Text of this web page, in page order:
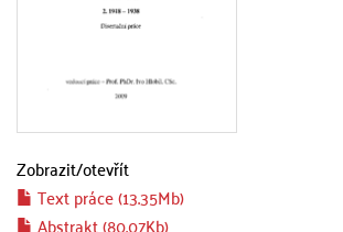
Zobrazit/otevřít
Text práce (13.35Mb)
Abstrakt (80.07Kb)